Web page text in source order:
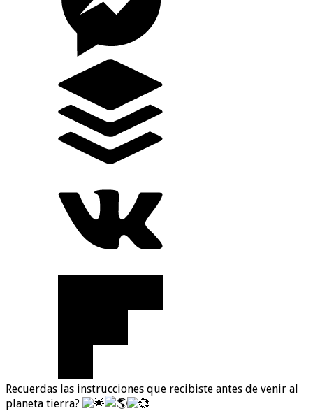
Recuerdas las instrucciones que recibiste antes de venir al
planeta tierra?